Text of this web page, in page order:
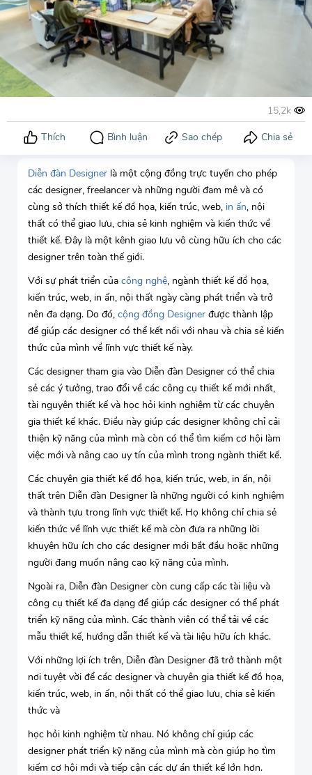
Diễn đàn Designer là một cộng đồng trực tuyến cho phép
các designer, freelancer và những người đam mê và có
cùng sở thích thiết kế đồ họa, kiến trúc, web, in ấn, nội
thất có thể giao lưu, chia sẻ kinh nghiệm và kiến thức về
thiết kế. Đây là một kênh giao lưu vô cùng hữu ích cho các
designer trên toàn thế giới.
Với sự phát triển của công nghệ, ngành thiết kế đồ họa,
kiến trúc, web, in ấn, nội thất ngày càng phát triển và trở
nên đa dạng. Do đó, cộng đồng Designer được thành lập
để giúp các designer có thể kết nối với nhau và chia sẻ kiến
thức của mình về lĩnh vực thiết kế này.
Các designer tham gia vào Diễn đàn Designer có thể chia
sẻ các ý tưởng, trao đổi về các công cụ thiết kế mới nhất,
tài nguyên thiết kế và học hỏi kinh nghiệm từ các chuyên
gia thiết kế khác. Điều này giúp các designer không chỉ cải
thiện kỹ năng của mình mà còn có thể tìm kiếm cơ hội làm
việc mới và nâng cao uy tín của mình trong ngành thiết kế.
Các chuyên gia thiết kế đồ họa, kiến trúc, web, in ấn, nội
thất trên Diễn đàn Designer là những người có kinh nghiệm
và thành tựu trong lĩnh vực thiết kế. Họ không chỉ chia sẻ
kiến thức về lĩnh vực thiết kế mà còn đưa ra những lời
khuyên hữu ích cho các designer mới bắt đầu hoặc những
người đang muốn nâng cao kỹ năng của mình.
Ngoài ra, Diễn đàn Designer còn cung cấp các tài liệu và
công cụ thiết kế đa dạng để giúp các designer có thể phát
triển kỹ năng của mình. Các thành viên có thể tải về các
mẫu thiết kế, hướng dẫn thiết kế và tài liệu hữu ích khác.
Với những lợi ích trên, Diễn đàn Designer đã trở thành một
nơi tuyệt vời để các designer và chuyên gia thiết kế đồ họa,
kiến trúc, web, in ấn, nội thất có thể giao lưu, chia sẻ kiến
thức và
học hỏi kinh nghiệm từ nhau. Nó không chỉ giúp các
designer phát triển kỹ năng của mình mà còn giúp họ tìm
kiếm cơ hội mới và tiếp cận các dự án thiết kế lớn hơn.